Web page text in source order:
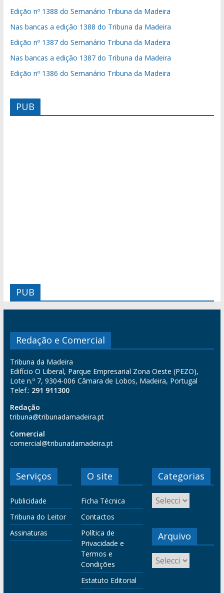
Edição nº 1388 do Semanário Tribuna da Madeira
Nas bancas a edição 1388 do Tribuna da Madeira
Edição nº 1387 do Semanário Tribuna da Madeira
Nas bancas a edição 1387 do Tribuna da Madeira
Edição nº 1386 do Semanário Tribuna da Madeira
PUB
PUB
Redação e Comercial
Tribuna da Madeira
Edifício O Liberal, Parque Empresarial Zona Oeste (PEZO),
Lote n.º 7, 9304-006 Câmara de Lobos, Madeira, Portugal
Telef.: 291 911300
Redação
tribuna@tribunadamadeira.pt
Comercial
comercial@tribunadamadeira.pt
Serviços
Publicidade
Tribuna do Leitor
Assinaturas
O site
Ficha Técnica
Contactos
Política de
Privacidade e
Termos e
Condições
Estatuto Editorial
Categorias
Arquivo